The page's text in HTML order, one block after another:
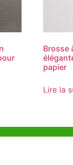
Brosse
papier
Lire la